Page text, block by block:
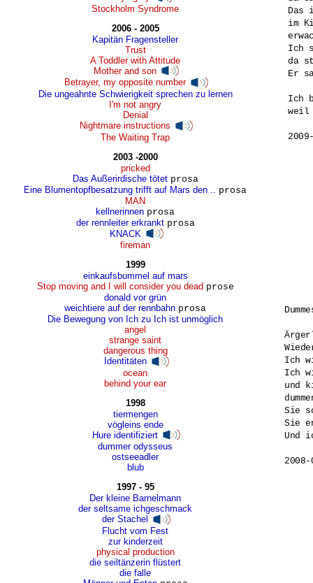
Stockholm Syndrome
2006 - 2005
Kapitän Fragensteller
Trust
A Toddler with Attitude
Mother and son
Betrayer, my opposite number
Die ungeahnte Schwierigkeit sprechen zu lernen
I'm not angry
Denial
Nightmare instructions
The Waiting Trap
2003 -2000
pricked
Das Außerirdische tötet prosa
Eine Blumentopfbesatzung trifft auf Mars den ..
prosa
MAN
kellnerinnen prosa
der rennleiter erkrankt prosa
KNACK
fireman
1999
einkaufsbummel auf mars
Stop moving and I will consider you dead prose
donald vor grün
weichtiere auf der rennbahn prosa
Die Bewegung von Ich zu Ich ist unmöglich
angel
strange saint
dangerous thing
Identitäten
ocean
behind your ear
1998
tiermengen
vögleins ende
Hure identifiziert
dummer odysseus
ostseeadler
blub
1997 - 95
Der kleine Barnelmann
der seltsame ichgeschmack
der Stachel
Flucht vom Fest
zur kinderzeit
physical production
die seiltänzerin flüstert
die falle
im
Ich
da
Er
Ich
weil
Ich
Ich
und
Sie
Sie
Und